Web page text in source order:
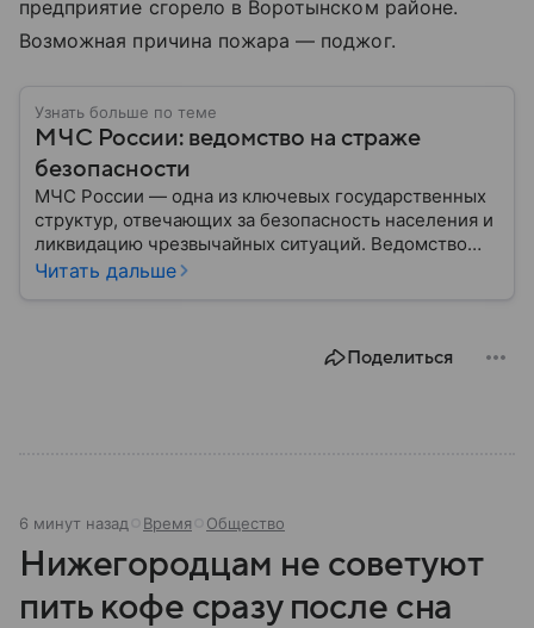
предприятие сгорело в Воротынском районе.
Возможная причина пожара — поджог.
Узнать больше по теме
МЧС России: ведомство на страже
безопасности
МЧС России — одна из ключевых государственных
структур, отвечающих за безопасность населения и
ликвидацию чрезвычайных ситуаций. Ведомство
играет важную роль в защите граждан от
задачи выполняет и какую роль играет в
Читать дальше
Поделиться
6 минут назад Время Общество
Нижегородцам не советуют
пить кофе сразу после сна